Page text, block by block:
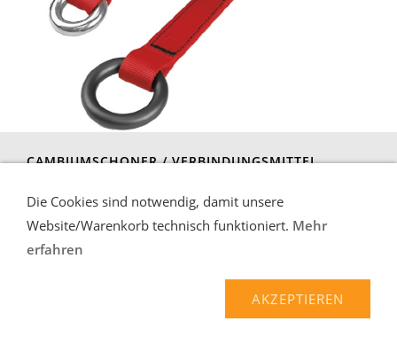
CAMBIUMSCHONER / VERBINDUNGSMITTEL
AGB
Widerrufsrecht
Kontakt/Impressum
Über uns
Haftungsausschluss
Hilfe
Die Cookies sind notwendig, damit unsere
Website/Warenkorb technisch funktioniert. Mehr
erfahren
AKZEPTIEREN